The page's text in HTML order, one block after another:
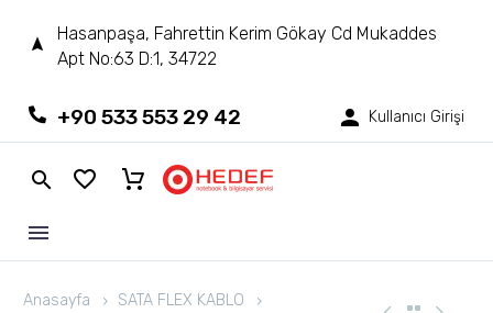
Hasanpaşa, Fahrettin Kerim Gökay Cd Mukaddes
Apt No:63 D:1, 34722
+90 533 553 29 42 Kullanıcı Girişi
Anasayfa
SATA FLEX KABLO